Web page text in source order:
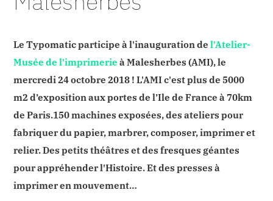
Le Typomatic participe à l'inauguration del'Atelier-
Musée de l'imprimerie à Malesherbes (AMI), le
mercredi 24 octobre 2018 ! L'AMI c'est plus de 5000
m2 d’exposition aux portes de l’Ile de France à 70km
de Paris.150 machines exposées, des ateliers pour
fabriquer du papier, marbrer, composer, imprimer et
relier. Des petits théâtres et des fresques géantes
pour appréhender l'Histoire. Et des presses à
imprimer en mouvement…